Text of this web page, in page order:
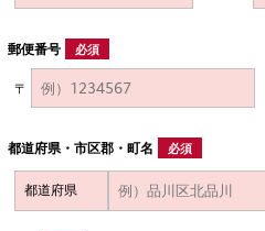
郵便番号 必須
〒
都道府県・市区郡・町名 必須